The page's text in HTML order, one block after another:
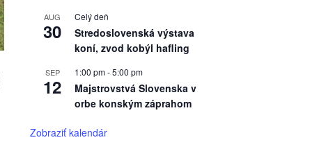
AUG
30
Celý deň
Stredoslovenská výstava
koní, zvod kobýl hafling
SEP
12
1:00 pm-5:00 pm
Majstrovstvá Slovenska v
orbe konským záprahom
Zobraziť kalendár